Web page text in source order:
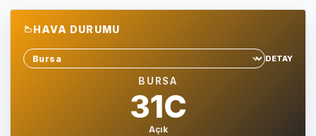
HAVA DURUMU
Sehir sec
DETAY
BURSA
31C
Açık